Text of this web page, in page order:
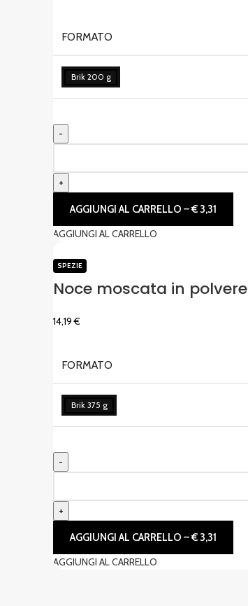
FORMATO
Brik 200 g
AGGIUNGI AL CARRELLO – € 3,31
AGGIUNGI AL CARRELLO
Noce moscata in polvere
SPEZIE
14,19€
FORMATO
Brik 375 g
AGGIUNGI AL CARRELLO – € 3,31
AGGIUNGI AL CARRELLO